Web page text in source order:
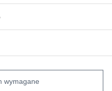
wymagane